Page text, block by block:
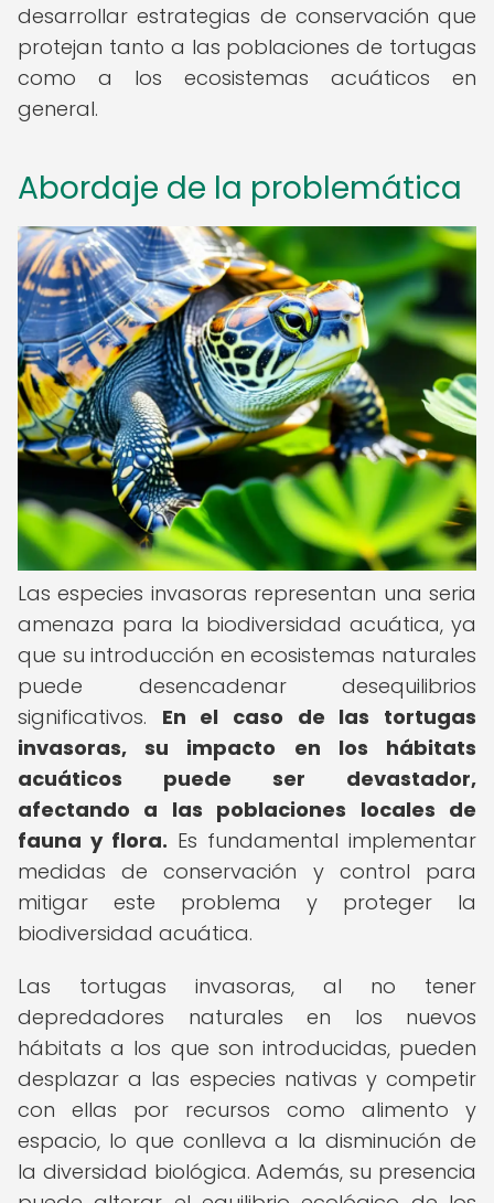
desarrollar estrategias de conservación que
protejan tanto a las poblaciones de tortugas
como a los ecosistemas acuáticos en
general.
Abordaje de la problemática
Las especies invasoras representan una seria
amenaza para la biodiversidad acuática, ya
que su introducción en ecosistemas naturales
puede desencadenar desequilibrios
significativos. En el caso de las tortugas
invasoras, su impacto en los hábitats
acuáticos puede ser devastador,
afectando a las poblaciones locales de
fauna y flora. Es fundamental implementar
medidas de conservación y control para
mitigar este problema y proteger la
biodiversidad acuática.
Las tortugas invasoras, al no tener
depredadores naturales en los nuevos
hábitats a los que son introducidas, pueden
desplazar a las especies nativas y competir
con ellas por recursos como alimento y
espacio, lo que conlleva a la disminución de
la diversidad biológica. Además, su presencia